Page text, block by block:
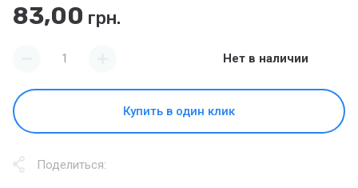
83,00 грн.
Нет в наличии
Купить в один клик
Поделиться: